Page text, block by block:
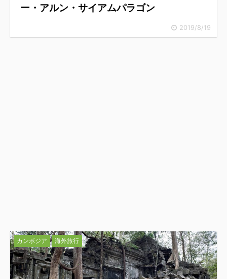
ー・アルン・サイアムパラゴン
2019/8/19
カンボジア 海外旅行